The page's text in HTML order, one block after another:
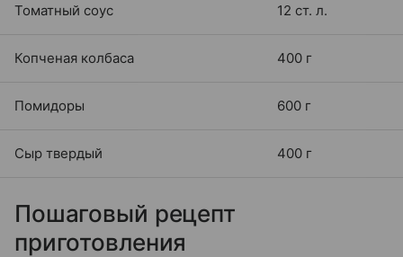
Томатный соус 12 ст. л.
Копченая колбаса 400 г
Помидоры 600 г
Сыр твердый 400 г
Пошаговый рецепт
приготовления